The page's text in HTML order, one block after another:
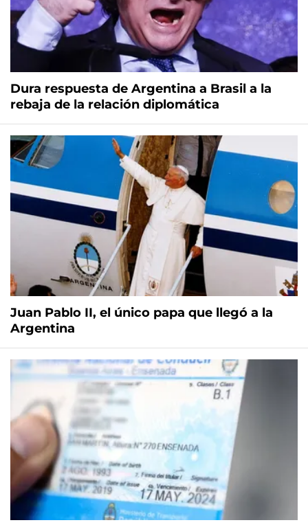
Dura respuesta de Argentina a Brasil a la
rebaja de la relación diplomática
Juan Pablo II, el único papa que llegó a la
Argentina